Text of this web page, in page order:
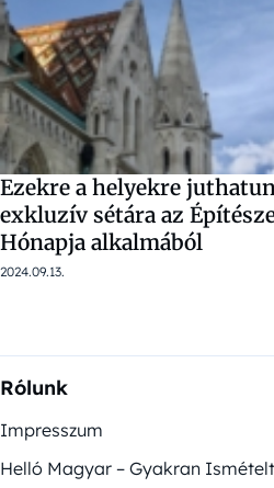
Ezekre a helyekre
exkluzív sétára az
Hónapja alkalmából
2024.09.13.
Rólunk
Impresszum
Helló Magyar – Gyakran